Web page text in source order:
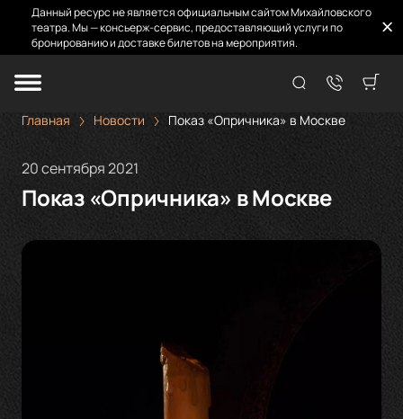
Данный ресурс не является официальным сайтом Михайловского
театра. Мы — консьерж-сервис, предоставляющий услуги по
бронированию и доставке билетов на мероприятия.
Главная Новости Показ «Опричника» в Москве
20 сентября 2021
Показ «Опричника» в Москве